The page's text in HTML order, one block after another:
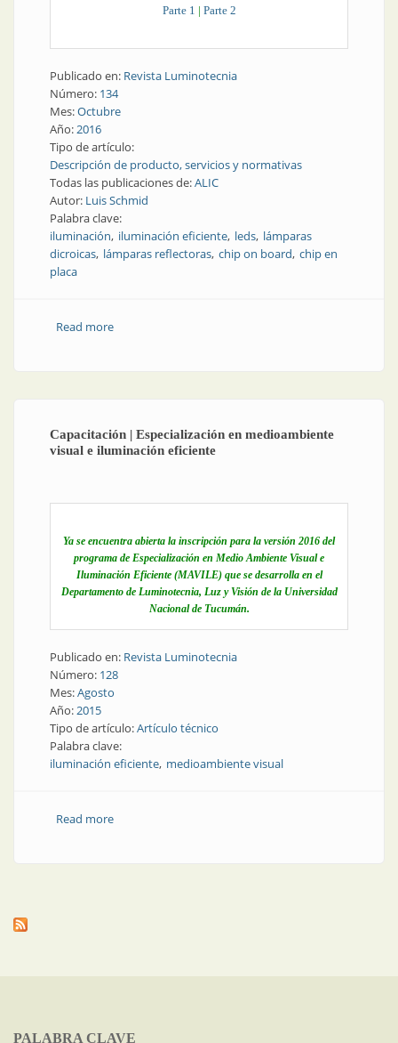
Parte 1 | Parte 2
Publicado en: Revista Luminotecnia
Número: 134
Mes:Octubre
Año:2016
Tipo de artículo:
Descripción de producto, servicios y normativas
Todas las publicaciones de:ALIC
Autor: Luis Schmid
Palabra clave:
iluminación iluminación eficiente leds lámparas
dicroicas lámparas reflectoras chip on board chip en
placa
Read moreabout Producto | Luz con estilo (parte 3)
Capacitación | Especialización en medioambiente
visual e iluminación eficiente
Ya se encuentra abierta la inscripción para la versión 2016 del
programa de Especialización en Medio Ambiente Visual e
Iluminación Eficiente (MAVILE) que se desarrolla en el
Departamento de Luminotecnia, Luz y Visión de la Universidad
Nacional de Tucumán.
Publicado en: Revista Luminotecnia
Número: 128
Mes:Agosto
Año:2015
Tipo de artículo:Artículo técnico
Palabra clave:
iluminación eficiente medioambiente visual
Read moreabout Capacitación | Especialización en
PALABRA CLAVE